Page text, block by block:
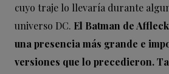
cuyo traje lo llevaría durante
universo DC. El Batman de
una presencia más grande e
versiones que lo precedieron.